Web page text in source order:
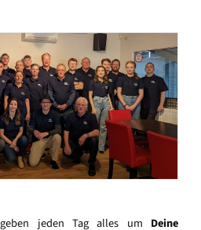
jeden Tag alles um Deine